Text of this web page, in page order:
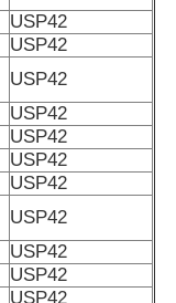
USP42
USP42
USP42
USP42
USP42
USP42
USP42
USP42
USP42
USP42
USP42